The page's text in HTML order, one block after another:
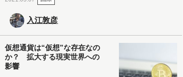
入江敦彦
仮想通貨は“仮想”な存在なの
か？ 拡大する現実世界への
影響